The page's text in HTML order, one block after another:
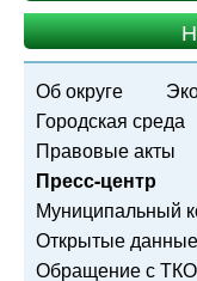
Об округе
Городская среда
Правовые акты
Пресс-центр
Муниципальный
Открытые данные
Обращение с ТКО